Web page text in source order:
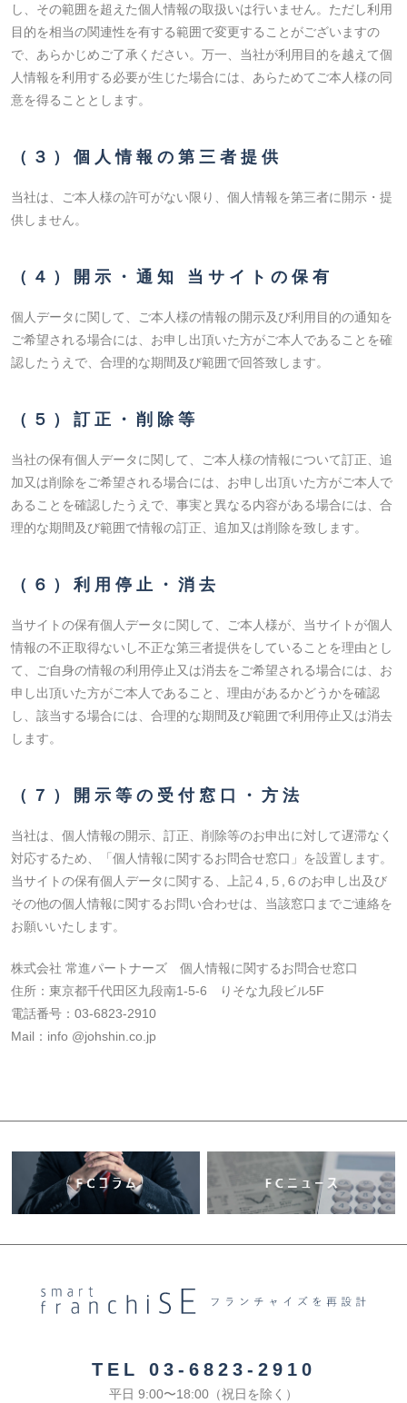
し、その範囲を超えた個人情報の取扱いは行いません。ただし利用
目的を相当の関連性を有する範囲で変更することがございますの
で、あらかじめご了承ください。万一、当社が利用目的を越えて個
人情報を利用する必要が生じた場合には、あらためてご本人様の同
意を得ることとします。
（３）個人情報の第三者提供
当社は、ご本人様の許可がない限り、個人情報を第三者に開示・提
供しません。
（４）開示・通知 当サイトの保有
個人データに関して、ご本人様の情報の開示及び利用目的の通知を
ご希望される場合には、お申し出頂いた方がご本人であることを確
認したうえで、合理的な期間及び範囲で回答致します。
（５）訂正・削除等
当社の保有個人データに関して、ご本人様の情報について訂正、追
加又は削除をご希望される場合には、お申し出頂いた方がご本人で
あることを確認したうえで、事実と異なる内容がある場合には、合
理的な期間及び範囲で情報の訂正、追加又は削除を致します。
（６）利用停止・消去
当サイトの保有個人データに関して、ご本人様が、当サイトが個人
情報の不正取得ないし不正な第三者提供をしていることを理由とし
て、ご自身の情報の利用停止又は消去をご希望される場合には、お
申し出頂いた方がご本人であること、理由があるかどうかを確認
し、該当する場合には、合理的な期間及び範囲で利用停止又は消去
します。
（７）開示等の受付窓口・方法
当社は、個人情報の開示、訂正、削除等のお申出に対して遅滞なく
対応するため、「個人情報に関するお問合せ窓口」を設置します。
当サイトの保有個人データに関する、上記４,５,６のお申し出及び
その他の個人情報に関するお問い合わせは、当該窓口までご連絡を
お願いいたします。
株式会社 常進パートナーズ 個人情報に関するお問合せ窓口
住所：東京都千代田区九段南1-5-6 りそな九段ビル5F
電話番号：03-6823-2910
Mail：info @johshin.co.jp
TEL 03-6823-2910
平日 9:00〜18:00（祝日を除く）